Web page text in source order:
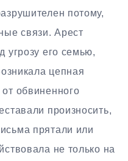
потому,
связи. Арест
угрозу его семью,
цепная
обвиненного
произносить,
прятали или
не только на